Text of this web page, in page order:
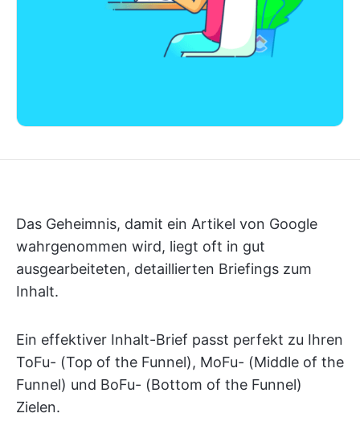
Das Geheimnis, damit ein Artikel von Google
wahrgenommen wird, liegt oft in gut
ausgearbeiteten, detaillierten Briefings zum
Inhalt.
Ein effektiver Inhalt-Brief passt perfekt zu Ihren
ToFu- (Top of the Funnel), MoFu- (Middle of the
Funnel) und BoFu- (Bottom of the Funnel)
Zielen.